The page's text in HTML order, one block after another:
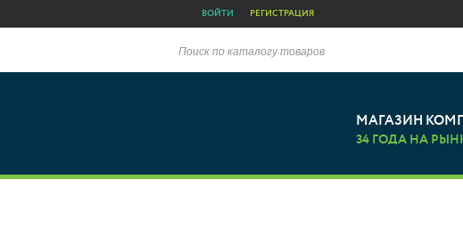
ВОЙТИ РЕГИСТРАЦИЯ
Поиск по каталогу товаров
МАГАЗИН
34 ГОДА НА